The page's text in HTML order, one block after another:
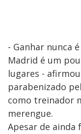
- Ganhar nunca
Madrid é um
lugares -
parabenizado
como treinador
merengue.
Apesar de ainda